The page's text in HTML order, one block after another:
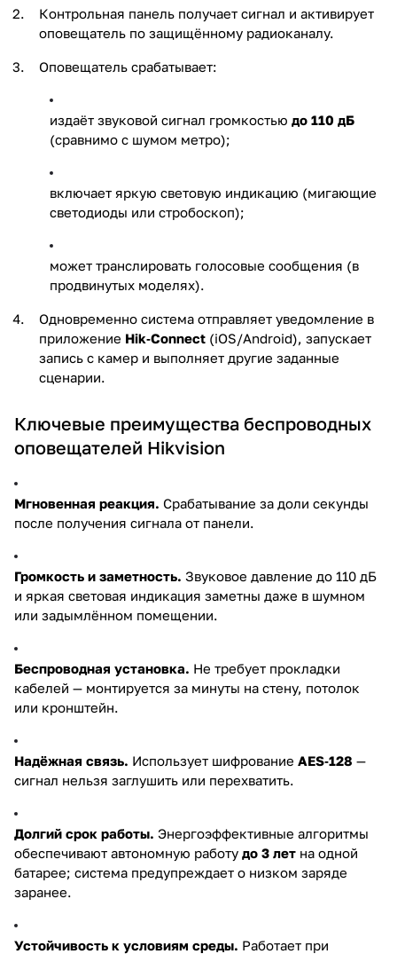
Контрольная панель получает сигнал и активирует
оповещатель по защищённому радиоканалу.
Оповещатель срабатывает:
издаёт звуковой сигнал громкостью до 110 дБ
(сравнимо с шумом метро);
включает яркую световую индикацию (мигающие
светодиоды или стробоскоп);
может транслировать голосовые сообщения (в
продвинутых моделях).
Одновременно система отправляет уведомление в
приложение Hik‑Connect (iOS/Android), запускает
запись с камер и выполняет другие заданные
сценарии.
Ключевые преимущества беспроводных
оповещателей Hikvision
Мгновенная реакция. Срабатывание за доли секунды
после получения сигнала от панели.
Громкость и заметность. Звуковое давление до 110 дБ
и яркая световая индикация заметны даже в шумном
или задымлённом помещении.
Беспроводная установка. Не требует прокладки
кабелей — монтируется за минуты на стену, потолок
или кронштейн.
Надёжная связь. Использует шифрование AES‑128 —
сигнал нельзя заглушить или перехватить.
Долгий срок работы. Энергоэффективные алгоритмы
обеспечивают автономную работу до 3 лет на одной
батарее; система предупреждает о низком заряде
заранее.
Устойчивость к условиям среды. Работает при